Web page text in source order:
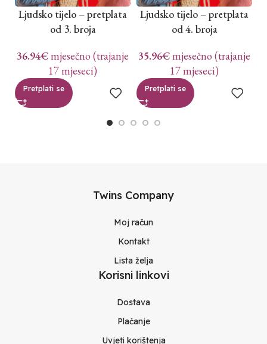
Ljudsko tijelo – pretplata
od 3. broja
36.94€mjesečno (trajanje
17 mjeseci)
Pretplati se
Ljudsko tijelo – pretplata
od 4. broja
35.96€mjesečno (trajanje
17 mjeseci)
Pretplati se
Twins Company
Moj račun
Kontakt
Lista želja
Korisni linkovi
Dostava
Plaćanje
Uvjeti korištenja